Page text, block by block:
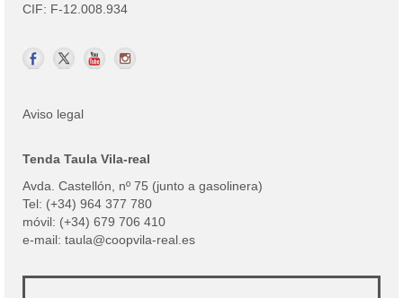
CIF: F-12.008.934
Aviso legal
Tenda Taula Vila-real
Avda. Castellón, nº 75 (junto a gasolinera)
Tel: (+34) 964 377 780
móvil: (+34) 679 706 410
e-mail: taula@coopvila-real.es